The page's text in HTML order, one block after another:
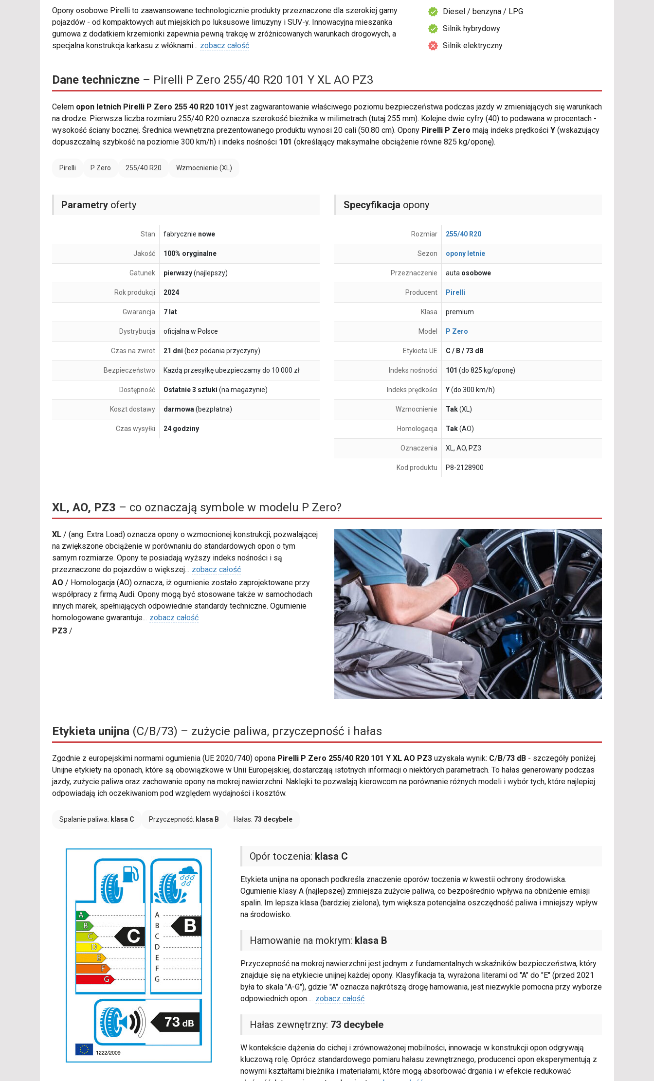
Opony osobowe Pirelli to zaawansowane technologicznie produkty przeznaczone dla szerokiej gamy
pojazdów - od kompaktowych aut miejskich po luksusowe limuzyny i SUV-y. Innowacyjna mieszanka
gumowa z dodatkiem krzemionki zapewnia pewną trakcję w zróżnicowanych warunkach drogowych, a
specjalna konstrukcja karkasu z włóknami... zobacz całość
Diesel / benzyna / LPG
Silnik hybrydowy
Silnik elektryczny
Dane techniczne – Pirelli P Zero 255/40 R20 101 Y XL AO PZ3
Celem opon letnich Pirelli P Zero 255 40 R20 101Y jest zagwarantowanie właściwego poziomu bezpieczeństwa podczas jazdy w zmieniających się warunkach
na drodze. Pierwsza liczba rozmiaru 255/40 R20 oznacza szerokość bieżnika w milimetrach (tutaj 255 mm). Kolejne dwie cyfry (40) to podawana w procentach -
wysokość ściany bocznej. Średnica wewnętrzna prezentowanego produktu wynosi 20 cali (50.80 cm). Opony Pirelli P Zero mają indeks prędkości Y (wskazujący
dopuszczalną szybkość na poziomie 300 km/h) i indeks nośności 101 (określający maksymalne obciążenie równe 825 kg/oponę).
Pirelli P Zero 255/40 R20 Wzmocnienie (XL)
Parametry oferty
Stan fabrycznie nowe
Jakość 100% oryginalne
Gatunek pierwszy(najlepszy)
Rok produkcji 2024
Gwarancja 7 lat
Dystrybucja oficjalna w Polsce
Czas na zwrot 21 dni (bez podania przyczyny)
Bezpieczeństwo Każdą przesyłkę ubezpieczamy do 10 000 zł
Dostępność Ostatnie 3 sztuki (na magazynie)
Koszt dostawy darmowa(bezpłatna)
Czas wysyłki 24 godziny
Specyfikacja opony
Rozmiar 255/40 R20
Sezon opony letnie
Przeznaczenie auta osobowe
Producent Pirelli
Klasa premium
Model P Zero
Etykieta UE C / B / 73 dB
Indeks nośności 101 (do 825 kg/oponę)
Indeks prędkości Y(do 300 km/h)
Wzmocnienie Tak(XL)
Homologacja Tak(AO)
Oznaczenia XL, AO, PZ3
Kod produktu P8-2128900
XL, AO, PZ3 – co oznaczają symbole w modelu P Zero?
XL / (ang. Extra Load) oznacza opony o wzmocnionej konstrukcji, pozwalającej
na zwiększone obciążenie w porównaniu do standardowych opon o tym
samym rozmiarze. Opony te posiadają wyższy indeks nośności i są
przeznaczone do pojazdów o większej... zobacz całość
AO / Homologacja (AO) oznacza, iż ogumienie zostało zaprojektowane przy
współpracy z firmą Audi. Opony mogą być stosowane także w samochodach
innych marek, spełniających odpowiednie standardy techniczne. Ogumienie
homologowane gwarantuje... zobacz całość
PZ3 /
Etykieta unijna (C/B/73) – zużycie paliwa, przyczepność i hałas
Zgodnie z europejskimi normami ogumienia (UE 2020/740) opona Pirelli P Zero 255/40 R20 101 Y XL AO PZ3 uzyskała wynik: C/ B/73 dB - szczegóły poniżej.
Unijne etykiety na oponach, które są obowiązkowe w Unii Europejskiej, dostarczają istotnych informacji o niektórych parametrach. To hałas generowany podczas
jazdy, zużycie paliwa oraz zachowanie opony na mokrej nawierzchni. Naklejki te pozwalają kierowcom na porównanie różnych modeli i wybór tych, które najlepiej
odpowiadają ich oczekiwaniom pod względem wydajności i kosztów.
Spalanie paliwa: klasa C Przyczepność: klasa B Hałas: 73 decybele
Opór toczenia: klasa C
Etykieta unijna na oponach podkreśla znaczenie oporów toczenia w kwestii ochrony środowiska.
Ogumienie klasy A (najlepszej) zmniejsza zużycie paliwa, co bezpośrednio wpływa na obniżenie emisji
spalin. Im lepsza klasa (bardziej zielona), tym większa potencjalna oszczędność paliwa i mniejszy wpływ
na środowisko.
Hamowanie na mokrym: klasa B
Przyczepność na mokrej nawierzchni jest jednym z fundamentalnych wskaźników bezpieczeństwa, który
znajduje się na etykiecie unijnej każdej opony. Klasyfikacja ta, wyrażona literami od "A" do "E" (przed 2021
była to skala "A-G"), gdzie "A" oznacza najkrótszą drogę hamowania, jest niezwykle pomocna przy wyborze
odpowiednich opon.... zobacz całość
Hałas zewnętrzny: 73 decybele
W kontekście dążenia do cichej i zrównoważonej mobilności, innowacje w konstrukcji opon odgrywają
kluczową rolę. Oprócz standardowego pomiaru hałasu zewnętrznego, producenci opon eksperymentują z
nowymi kształtami bieżnika i materiałami, które mogą absorbować drgania i w efekcie redukować